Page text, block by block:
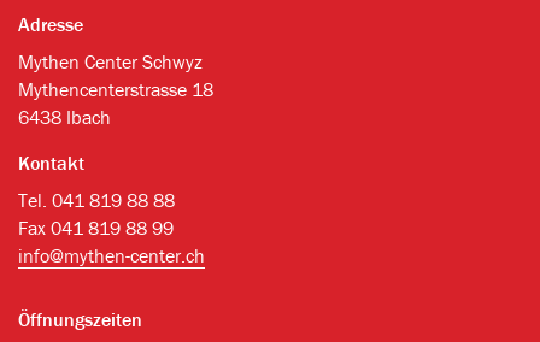
Adresse
Mythen Center Schwyz
Mythencenterstrasse 18
6438 Ibach
Kontakt
Tel. 041 819 88 88
Fax 041 819 88 99
info@mythen-center.ch
Öffnungszeiten